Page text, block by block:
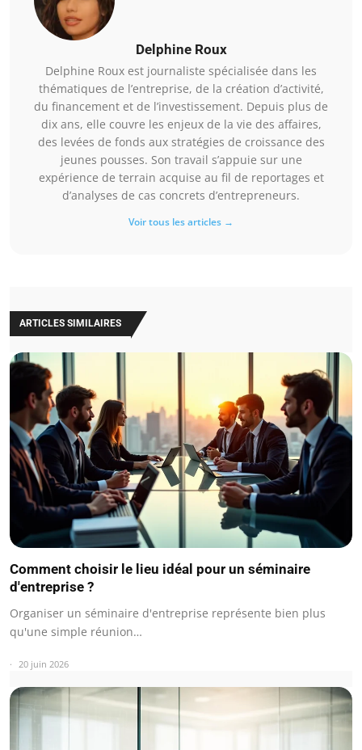
Delphine Roux
Delphine Roux est journaliste spécialisée dans les
thématiques de l’entreprise, de la création d’activité,
du financement et de l’investissement. Depuis plus de
dix ans, elle couvre les enjeux de la vie des affaires,
des levées de fonds aux stratégies de croissance des
jeunes pousses. Son travail s’appuie sur une
expérience de terrain acquise au fil de reportages et
d’analyses de cas concrets d’entrepreneurs.
Voir tous les articles →
ARTICLES SIMILAIRES
Comment choisir le lieu idéal pour un séminaire
d'entreprise ?
Organiser un séminaire d'entreprise représente bien plus
qu'une simple réunion…
20 juin 2026